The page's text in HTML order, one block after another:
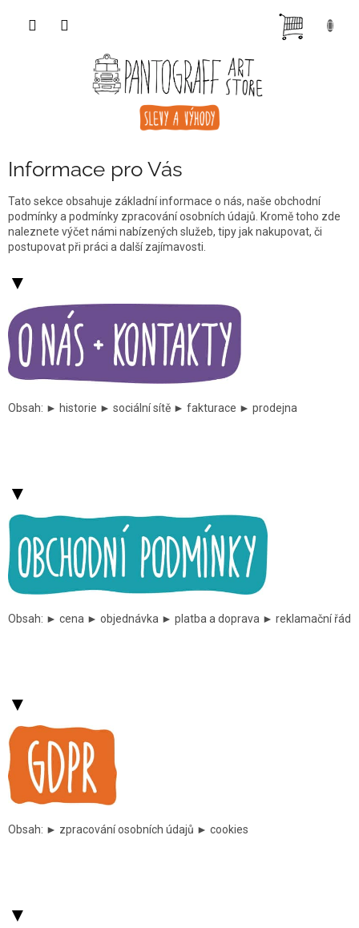
Informace pro Vás
Tato sekce obsahuje základní informace o nás, naše obchodní
podmínky a podmínky zpracování osobních údajů. Kromě toho zde
naleznete výčet námi nabízených služeb, tipy jak nakupovat, či
postupovat při práci a další zajímavosti.
V
p
i
s
č
á
▼
Obsah: ► historie ► sociální sítě ► fakturace ► prodejna
▼
Obsah: ► cena ► objednávka ► platba a doprava ► reklamační řád
▼
Obsah: ► zpracování osobních údajů ► cookies
▼